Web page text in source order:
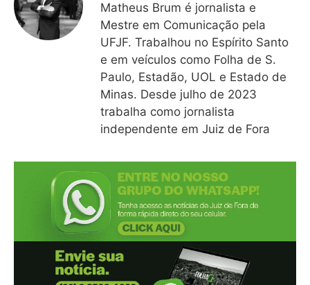
Matheus Brum é jornalista e
Mestre em Comunicação pela
UFJF. Trabalhou no Espírito Santo
e em veículos como Folha de S.
Paulo, Estadão, UOL e Estado de
Minas. Desde julho de 2023
trabalha como jornalista
independente em Juiz de Fora